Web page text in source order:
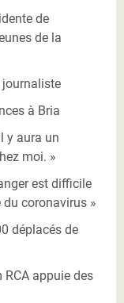
de
de la
à Bria
y aura un
moi. »
est difficile
coronavirus »
déplacés de
appuie des